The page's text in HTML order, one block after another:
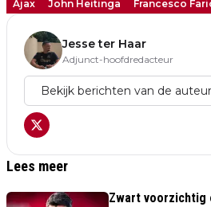
Ajax John Heitinga Francesco
Jesse ter Haar
Adjunct-hoofdredacteur
Bekijk berichten van de auteur
Lees meer
Zwart voorzichtig